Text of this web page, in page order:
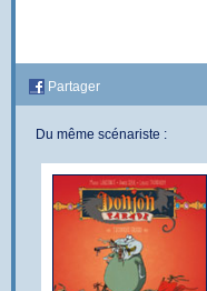
Partager
Du même scénariste :